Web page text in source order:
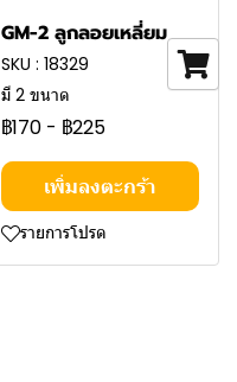
GM-2 ลูกลอยเหลี่ยม
SKU : 18329
มี 2 ขนาด
฿170- ฿225
เพิ่มลงตะกร้า
รายการโปรด